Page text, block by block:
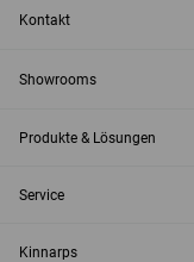
Kontakt
Showrooms
Produkte & Lösungen
Service
Kinnarps